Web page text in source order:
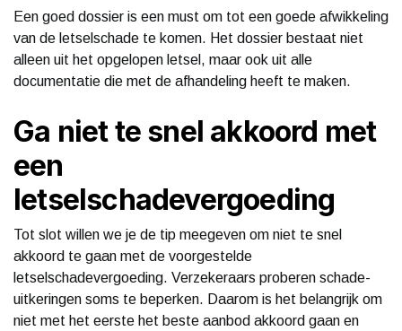
Een goed dossier is een must om tot een goede afwikkeling
van de letselschade te komen. Het dossier bestaat niet
alleen uit het opgelopen letsel, maar ook uit alle
documentatie die met de afhandeling heeft te maken.
Ga niet te snel akkoord met
een
letselschadevergoeding
Tot slot willen we je de tip meegeven om niet te snel
akkoord te gaan met de voorgestelde
letselschadevergoeding. Verzekeraars proberen schade-
uitkeringen soms te beperken. Daarom is het belangrijk om
niet met het eerste het beste aanbod akkoord gaan en